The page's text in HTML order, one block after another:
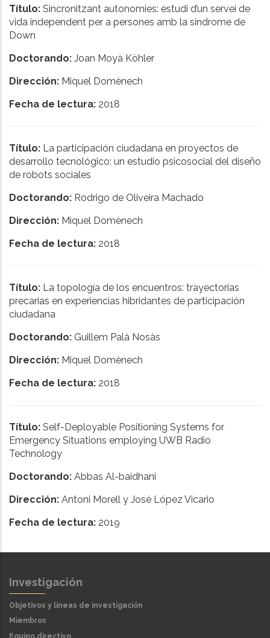
Título: Sincronitzant autonomies: estudi d’un servei de
vida independent per a persones amb la síndrome de
Down
Doctorando: Joan Moyà Köhler
Dirección: Miquel Domènech
Fecha de lectura: 2018
Título: La participación ciudadana en proyectos de
desarrollo tecnológico: un estudio psicosocial del diseño
de robots sociales
Doctorando: Rodrigo de Oliveira Machado
Dirección: Miquel Domènech
Fecha de lectura: 2018
Título: La topología de los encuentros: trayectorias
precarias en experiencias hibridantes de participación
ciudadana
Doctorando: Guillem Palà Nosàs
Dirección: Miquel Domènech
Fecha de lectura: 2018
Título: Self-Deployable Positioning Systems for
Emergency Situations employing UWB Radio
Technology
Doctorando: Abbas Al-baidhani
Dirección: Antoni Morell y José López Vicario
Fecha de lectura: 2019
Investigación
Objetivos y líneas de investigación
Miembros
Equipo directivo